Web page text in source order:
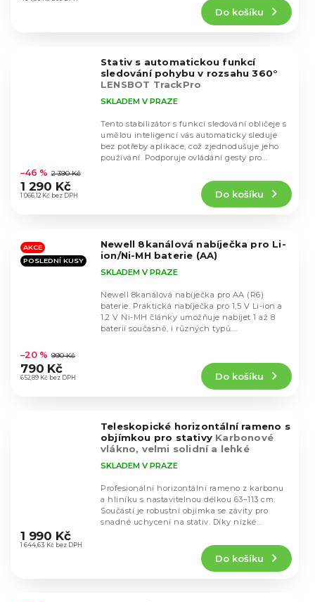
Do košíku
Stativ s automatickou funkcí
sledování pohybu v rozsahu 360°
LENSBOT TrackPro
hodnocení
produktu
je
hvězdiček.
SKLADEM V PRAZE
1 066,12 Kč bez DPH
–46 % 2 390 Kč
1 290 Kč
Do košíku
Tento stabilizátor s funkcí sledování obličeje s
umělou inteligencí vás automaticky sleduje
bez potřeby aplikace, což zjednodušuje jeho
používání. Podporuje ovládání gesty pro...
AKCE
POSLEDNÍ KUSY
Newell 8kanálová nabíječka pro Li-
ion/Ni-MH baterie (AA)
hodnocení
produktu
je
SKLADEM V PRAZE
652,89 Kč bez DPH
–20 % 990 Kč
790 Kč
Do košíku
Newell 8kanálová nabíječka pro AA (R6)
baterie. Praktická nabíječka pro 1,5 V Li-ion a
1,2 V Ni-MH články umožňuje nabíjet 1 až 8
baterií současně, i různých typů....
Teleskopické horizontální rameno s
objímkou pro stativy Karbonové
vlákno, velmi solidní a lehké
hodnocení
produktu
SKLADEM V PRAZE
1 644,63 Kč bez DPH
1 990 Kč
Do košíku
Profesionální horizontální rameno z karbonu
a hliníku s nastavitelnou délkou 63–113 cm.
Součástí je robustní objímka se závity pro
snadné uchycení na stativ. Díky nízké...